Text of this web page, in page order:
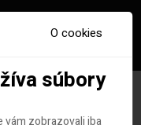
O cookies
súbory
vám zobrazovali iba